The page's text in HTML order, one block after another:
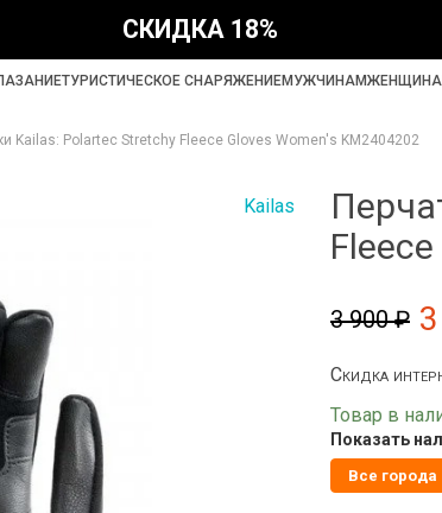
СКИДКА 18%
ТУРИСТИЧЕСКОЕ СНАРЯЖЕНИЕМУЖЧИНАМ
Kailas: Polartec Stretchy Fleece Gloves Women's KM2404202
Kailas
3 900 ₽
Скидка
Товар в
Показать
Все города